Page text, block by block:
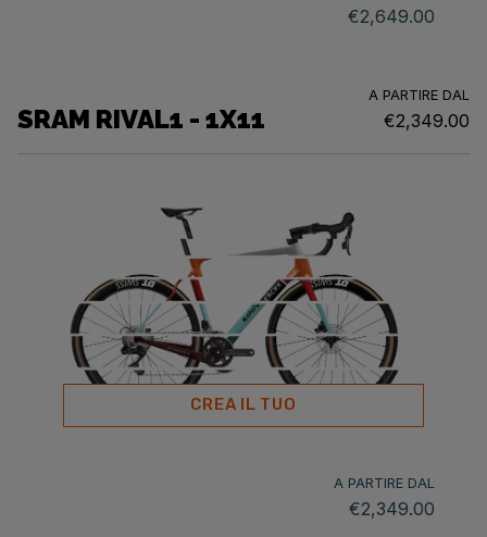
€2,649.00
SRAM RIVAL1 - 1X11
A PARTIRE DAL
€2,349.00
CREA IL TUO
A PARTIRE DAL
€2,349.00